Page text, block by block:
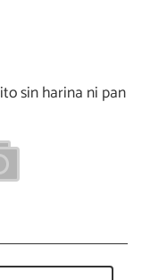
sin harina ni pan